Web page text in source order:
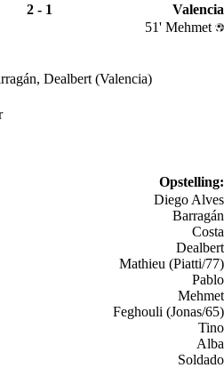
2 - 1
Valencia
51' Mehmet
Dealbert (Valencia)
Opstelling:
Diego Alves
Barragán
Costa
Dealbert
Mathieu (Piatti/77)
Pablo
Mehmet
Feghouli (Jonas/65)
Tino
Alba
Soldado